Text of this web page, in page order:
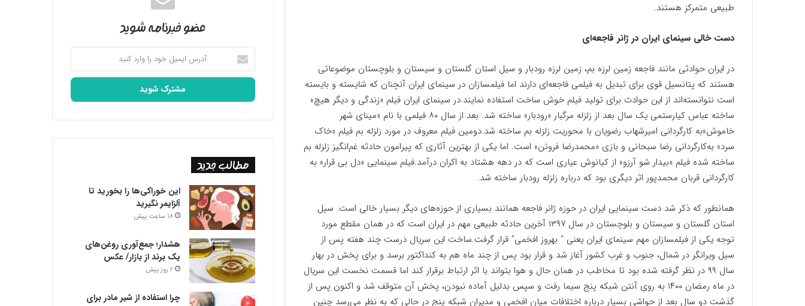
طبیعی متمرکز هستند.
دست خالی سینمای ایران در ژانر فاجعه‌ای
در ایران حوادثی مانند فاجعه زمین لرزه بم، زمین لرزه رودبار و سیل استان گلستان و سیستان و بلوچستان موضوعاتی
هستند که پتانسیل قوی برای تبدیل به فیلمی فاجعه‌ای دارند اما فیلمسازان در سینمای ایران آنچنان که شایسته و بایسته
است نتوانسته‌اند از این حوادث برای تولید فیلم خوش ساخت استفاده نمایند.در سینمای ایران فیلم «زندگی و دیگر هیچ»
ساخته عباس کیارستمی یک سال بعد از زلزله مرگبار «رودبار» ساخته شد. بعد از سال ۸۰ فیلمی با نام «مینای شهر
خاموش»به کارگردانی امیرشهاب رضویان با محوریت زلزله بم ساخته شد.دومین فیلم معروف در مورد زلزله بم فیلم «خاک
سرد» به‌کارگردانی رضا سبحانی و بازی «محمدرضا فروتن» است. اما یکی از بهترین آثاری که پیرامون حادثه غم‌انگیز زلزله بم
ساخته شده فیلم «بیدار شو آرزو» از کیانوش عیاری است که در دهه هشتاد به اکران درآمد.فیلم سینمایی «دل بی قرار» به
کارگردانی قربان محمدپور اثر دیگری بود که درباره زلزله رودبار ساخته شد.
همانطور که ذکر شد دست سینمایی ایران در حوزه ژانر فاجعه همانند بسیاری از حوزه‌های دیگر بسیار خالی است. سیل
استان گلستان و سیستان و بلوچستان در سال ۱۳۹۷ آخرین حادثه طبیعی مهم در ایران است که در همان مقطع مورد
توجه یکی از فیلمسازان مهم سینمای ایران یعنی " بهروز افخمی" قرار گرفت.ساخت این سریال درست چند هفته پس از
سیل ویرانگر در شمال، جنوب و غرب کشور آغاز شد و قرار بود پس از چند ماه هم به کنداکتور برسد و برای پخش در بهار
سال ۹۹ در نظر گرفته شده بود تا مخاطب در همان حال و هوا بتواند با اثر ارتباط برقرار کند اما قسمت نخست این سریال
در ماه رمضان ۱۴۰۰ به روی آنتن شبکه پنج سیما رفت و سپس بدلیل آماده نبودن، پخش آن متوقف شد و اکنون پس از
گذشت دو سال بعد از حواشی بسیار درباره اختلافات میان افخمی و مدیران شبکه پنج در حالی که به نظر می‌رسد چنین
عضو خبرنامه شوید
آدرس
ایمیل
خود
وارد
مطالب جدید
این خوراکی‌ها را بخورید تا
آلزایمر نگیرید
18 ساعت پیش
هشدار؛ جمع‌آوری روغن‌های
یک برند از بازار/ عکس
2 روز پیش
چرا استفاده از شیر مادر برای